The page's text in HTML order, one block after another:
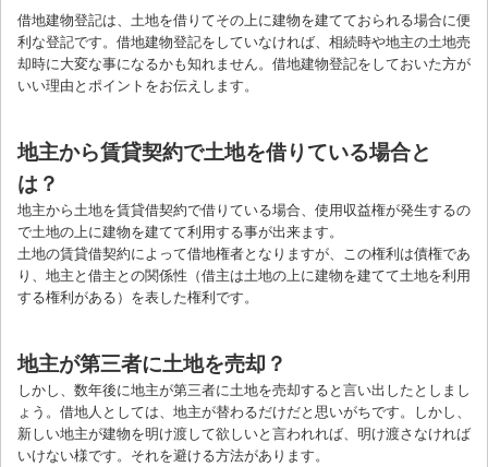
借地建物登記は、土地を借りてその上に建物を建てておられる場合に便
利な登記です。借地建物登記をしていなければ、相続時や地主の土地売
却時に大変な事になるかも知れません。借地建物登記をしておいた方が
いい理由とポイントをお伝えします。
地主から賃貸契約で土地を借りている場合と
は？
地主から土地を賃貸借契約で借りている場合、使用収益権が発生するの
で土地の上に建物を建てて利用する事が出来ます。
土地の賃貸借契約によって借地権者となりますが、この権利は債権であ
り、地主と借主との関係性（借主は土地の上に建物を建てて土地を利用
する権利がある）を表した権利です。
地主が第三者に土地を売却？
しかし、数年後に地主が第三者に土地を売却すると言い出したとしまし
ょう。借地人としては、地主が替わるだけだと思いがちです。しかし、
新しい地主が建物を明け渡して欲しいと言われれば、明け渡さなければ
いけない様です。それを避ける方法があります。